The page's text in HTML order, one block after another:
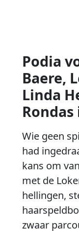
Podia
Baere,
Linda
Wie geen
had
kans om
met de
hellingen,
zwaar